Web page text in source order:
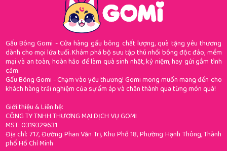
Gấu Bông Gomi - Cửa hàng gấu bông chất lượng, quà tặng yêu thương
dành cho mọi lứa tuổi. Khám phá bộ sưu tập thú nhồi bông độc đáo, mềm
mại và an toàn, hoàn hảo để làm quà sinh nhật, kỷ niệm, hay gửi gắm tình
cảm.
Gấu Bông Gomi - Chạm vào yêu thương! Gomi mong muốn mang đến cho
khách hàng trải nghiệm của sự ấm áp và chân thành qua từng món quà!
Giới thiệu & Liên hệ:
CÔNG TY TNHH THƯƠNG MẠI DỊCH VỤ GOMI
MST: 0319329631
Địa chỉ: 717, Đường Phan Văn Trị, Khu Phố 18, Phường Hạnh Thông, Thành
phố Hồ Chí Minh